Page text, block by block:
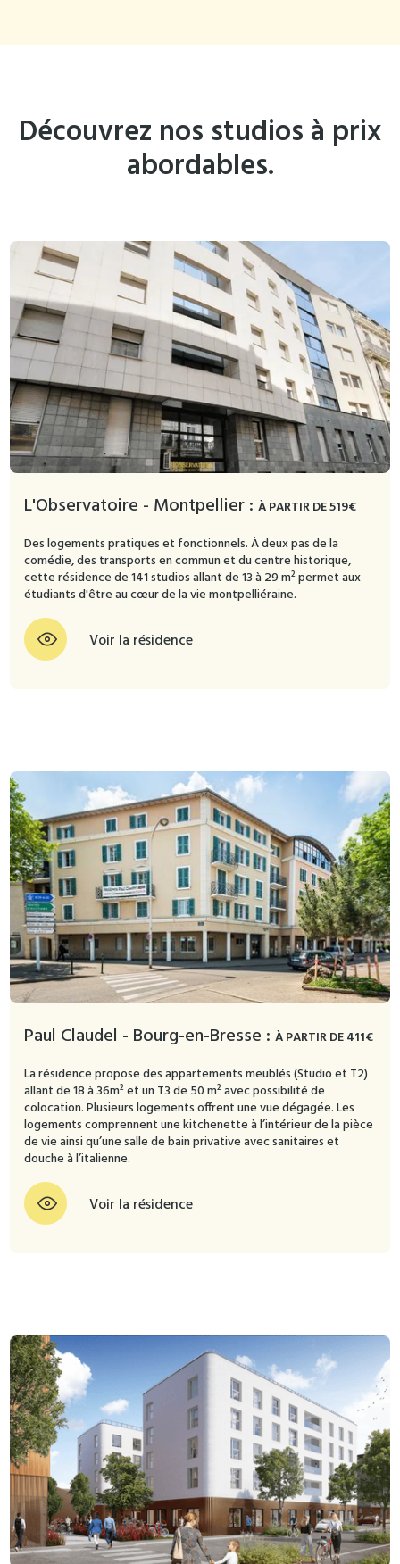
Découvrez nos studios à prix
abordables.
L'Observatoire - Montpellier :À PARTIR DE 519€
Des logements pratiques et fonctionnels. À deux pas de la
comédie, des transports en commun et du centre historique,
cette résidence de 141 studios allant de 13 à 29 m² permet aux
étudiants d'être au cœur de la vie montpelliéraine.
Voir la résidence
Paul Claudel - Bourg-en-Bresse :À PARTIR DE 411€
La résidence propose des appartements meublés (Studio et T2)
allant de 18 à 36m² et un T3 de 50 m² avec possibilité de
colocation. Plusieurs logements offrent une vue dégagée. Les
logements comprennent une kitchenette à l’intérieur de la pièce
de vie ainsi qu’une salle de bain privative avec sanitaires et
douche à l’italienne.
Voir la résidence